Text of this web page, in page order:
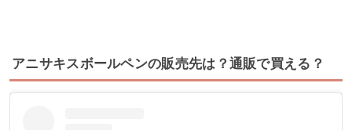
アニサキスボールペンの販売先は？通販で買える？